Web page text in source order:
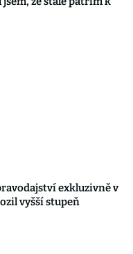
exkluzivně v
vyšší stupeň